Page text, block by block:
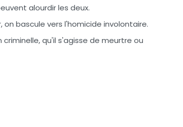
alourdir les deux.
on bascule vers l'homicide involontaire.
qu'il s'agisse de meurtre ou